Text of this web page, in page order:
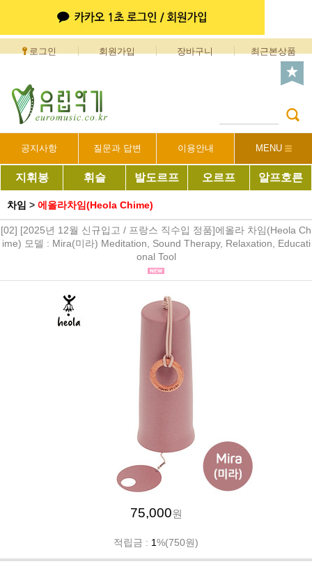
로그인 회원가입 장바구니 최근본상품
공지사항 질문과 답변 이용안내 MENU
지휘봉 휘슬 발도르프 오르프 알프호른
차임 > 에올라차임(Heola Chime)
[02] [2025년 12월 신규입고 / 프랑스 직수입 정품]에올라 차임(Heola Ch
ime) 모델 : Mira(미라) Meditation, Sound Therapy, Relaxation, Educati
onal Tool
75,000원
적립금 : 1%(750원)